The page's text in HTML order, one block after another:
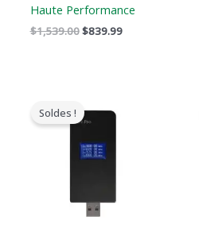
Haute Performance
$1,539.00$839.99
Soldes !original
$179.00.
actuel
:
$99.99.